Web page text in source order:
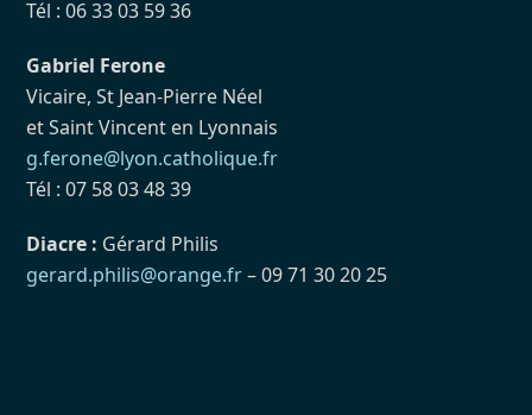
Tél : 06 33 03 59 36
Gabriel Ferone
Vicaire, St Jean-Pierre Néel
et Saint Vincent en Lyonnais
g.ferone@lyon.catholique.fr
Tél : 07 58 03 48 39
Diacre : Gérard Philis
gerard.philis@orange.fr– 09 71 30 20 25